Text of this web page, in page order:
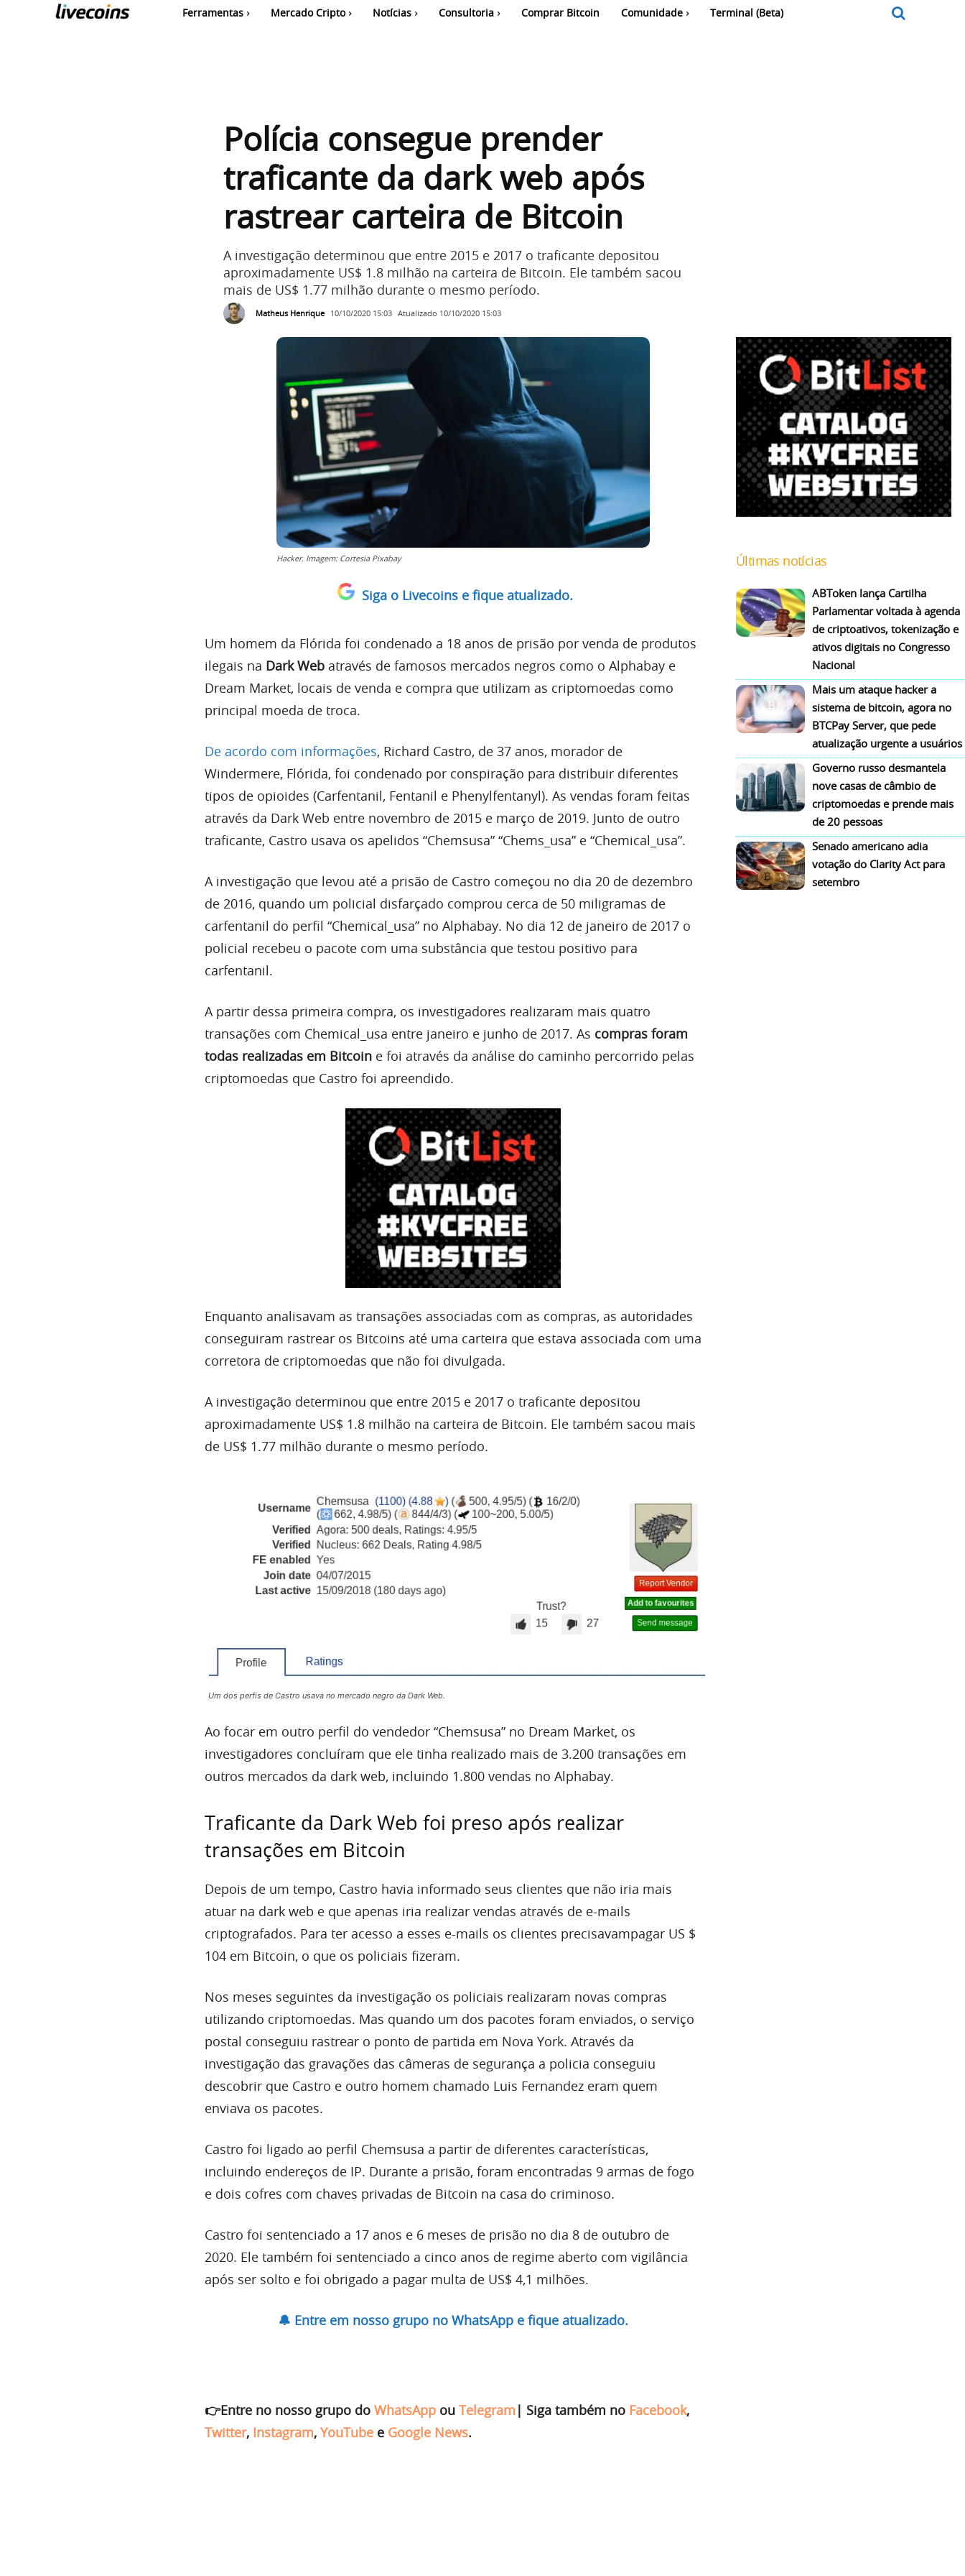
Ferramentas Mercado Cripto Notícias Consultoria Comprar Bitcoin Comunidade Terminal (Beta)
Polícia consegue prender
traficante da dark web após
rastrear carteira de Bitcoin
A investigação determinou que entre 2015 e 2017 o traficante depositou
aproximadamente US$ 1.8 milhão na carteira de Bitcoin. Ele também sacou
mais de US$ 1.77 milhão durante o mesmo período.
Matheus Henrique 10/10/2020 15:03 Atualizado 10/10/2020 15:03
Hacker. Imagem: Cortesia Pixabay
Siga o Livecoins e fique atualizado.
Um homem da Flórida foi condenado a 18 anos de prisão por venda de produtos
ilegais na Dark Web através de famosos mercados negros como o Alphabay e
Dream Market, locais de venda e compra que utilizam as criptomoedas como
principal moeda de troca.
De acordo com informações, Richard Castro, de 37 anos, morador de
Windermere, Flórida, foi condenado por conspiração para distribuir diferentes
tipos de opioides (Carfentanil, Fentanil e Phenylfentanyl). As vendas foram feitas
através da Dark Web entre novembro de 2015 e março de 2019. Junto de outro
traficante, Castro usava os apelidos “Chemsusa” “Chems_usa” e “Chemical_usa”.
A investigação que levou até a prisão de Castro começou no dia 20 de dezembro
de 2016, quando um policial disfarçado comprou cerca de 50 miligramas de
carfentanil do perfil “Chemical_usa” no Alphabay. No dia 12 de janeiro de 2017 o
policial recebeu o pacote com uma substância que testou positivo para
carfentanil.
A partir dessa primeira compra, os investigadores realizaram mais quatro
transações com Chemical_usa entre janeiro e junho de 2017. As compras foram
todas realizadas em Bitcoin e foi através da análise do caminho percorrido pelas
criptomoedas que Castro foi apreendido.
Enquanto analisavam as transações associadas com as compras, as autoridades
conseguiram rastrear os Bitcoins até uma carteira que estava associada com uma
corretora de criptomoedas que não foi divulgada.
A investigação determinou que entre 2015 e 2017 o traficante depositou
aproximadamente US$ 1.8 milhão na carteira de Bitcoin. Ele também sacou mais
de US$ 1.77 milhão durante o mesmo período.
Um dos perfis de Castro usava no mercado negro da Dark Web.
Ao focar em outro perfil do vendedor “Chemsusa” no Dream Market, os
investigadores concluíram que ele tinha realizado mais de 3.200 transações em
outros mercados da dark web, incluindo 1.800 vendas no Alphabay.
Traficante da Dark Web foi preso após realizar
transações em Bitcoin
Depois de um tempo, Castro havia informado seus clientes que não iria mais
atuar na dark web e que apenas iria realizar vendas através de e-mails
criptografados. Para ter acesso a esses e-mails os clientes precisavampagar US $
104 em Bitcoin, o que os policiais fizeram.
Nos meses seguintes da investigação os policiais realizaram novas compras
utilizando criptomoedas. Mas quando um dos pacotes foram enviados, o serviço
postal conseguiu rastrear o ponto de partida em Nova York. Através da
investigação das gravações das câmeras de segurança a policia conseguiu
descobrir que Castro e outro homem chamado Luis Fernandez eram quem
enviava os pacotes.
Castro foi ligado ao perfil Chemsusa a partir de diferentes características,
incluindo endereços de IP. Durante a prisão, foram encontradas 9 armas de fogo
e dois cofres com chaves privadas de Bitcoin na casa do criminoso.
Castro foi sentenciado a 17 anos e 6 meses de prisão no dia 8 de outubro de
2020. Ele também foi sentenciado a cinco anos de regime aberto com vigilância
após ser solto e foi obrigado a pagar multa de US$ 4,1 milhões.
🔔 Entre em nosso grupo no WhatsApp e fique atualizado.
👉Entre no nosso grupo do WhatsApp ou Telegram | Siga também no Facebook,
Twitter, Instagram, YouTube e Google News.
Últimas notícias
ABToken lança Cartilha
Parlamentar voltada à agenda
de criptoativos, tokenização e
ativos digitais no Congresso
Nacional
Mais um ataque hacker a
sistema de bitcoin, agora no
BTCPay Server, que pede
atualização urgente a usuários
Governo russo desmantela
nove casas de câmbio de
criptomoedas e prende mais
de 20 pessoas
Senado americano adia
votação do Clarity Act para
setembro